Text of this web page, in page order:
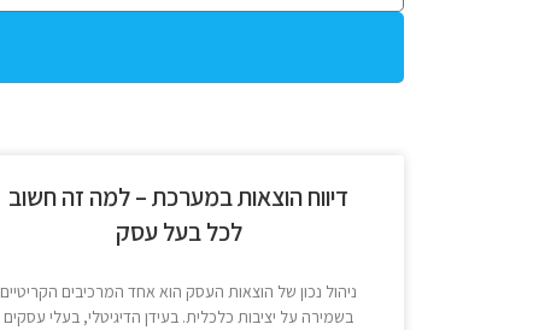
דיווח הוצאות במערכת – למה זה חשוב
לכל בעל עסק
ניהול נכון של הוצאות העסק הוא אחד המרכיבים הקריטיים
בשמירה על יציבות כלכלית. בעידן הדיגיטלי, בעלי עסקים